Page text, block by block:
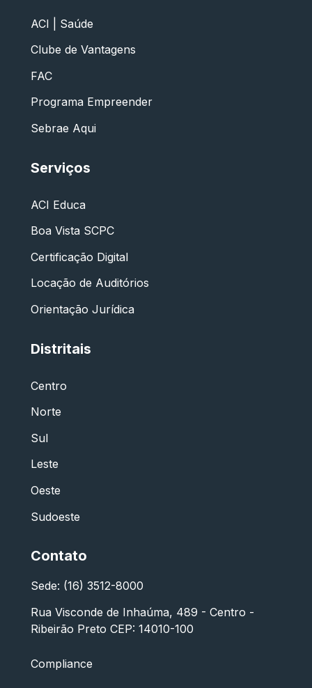
ACI | Saúde
Clube de Vantagens
FAC
Programa Empreender
Sebrae Aqui
Serviços
ACI Educa
Boa Vista SCPC
Certificação Digital
Locação de Auditórios
Orientação Jurídica
Distritais
Centro
Norte
Sul
Leste
Oeste
Sudoeste
Contato
Sede: (16) 3512-8000
Rua Visconde de Inhaúma, 489 - Centro -
Ribeirão Preto CEP: 14010-100
Compliance